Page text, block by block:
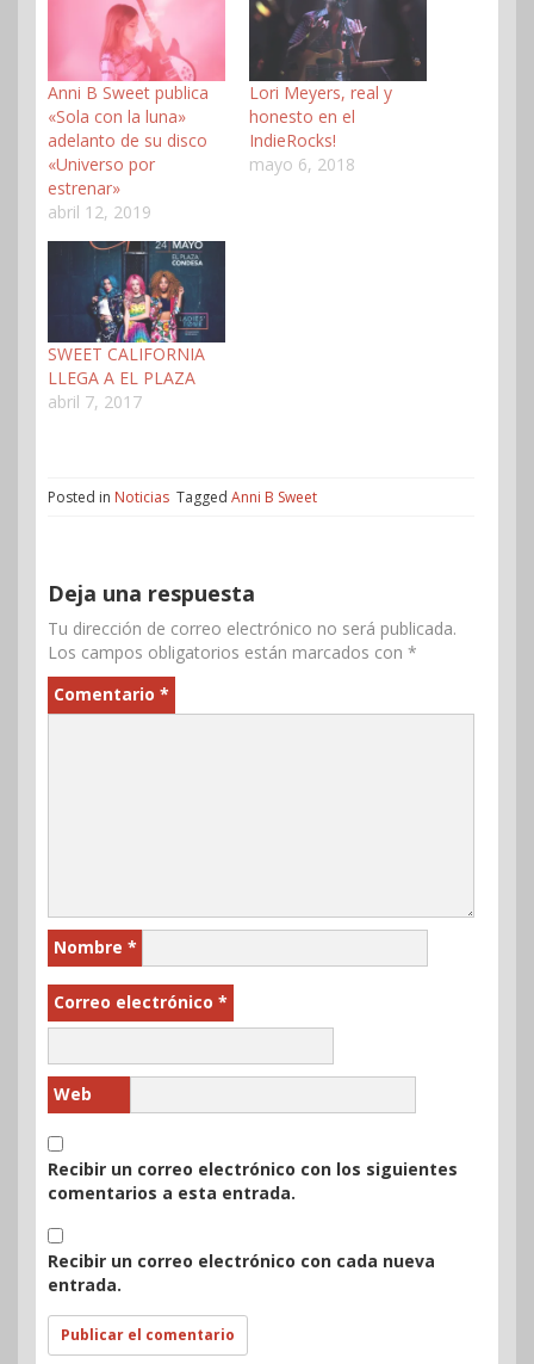
Anni B Sweet publica
«Sola con la luna»
adelanto de su disco
«Universo por
estrenar»
abril 12, 2019
Lori Meyers, real y
honesto en el
IndieRocks!
mayo 6, 2018
SWEET CALIFORNIA
LLEGA A EL PLAZA
abril 7, 2017
Posted in Noticias Tagged Anni B Sweet
Deja una respuesta
Tu dirección de correo electrónico no será publicada.
Los campos obligatorios están marcados con *
Comentario *
Nombre *
Correo electrónico *
Web
Recibir un correo electrónico con los siguientes
comentarios a esta entrada.
Recibir un correo electrónico con cada nueva
entrada.